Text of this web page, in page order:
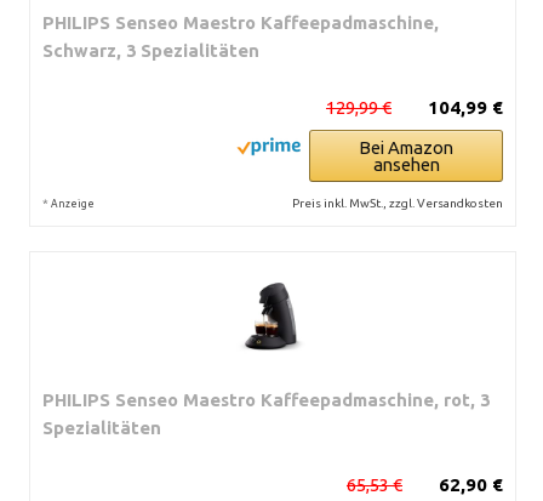
PHILIPS Senseo Maestro Kaffeepadmaschine,
Schwarz, 3 Spezialitäten
104,99 €
129,99 €
Bei Amazon
ansehen
* Anzeige Preis inkl. MwSt., zzgl. Versandkosten
PHILIPS Senseo Maestro Kaffeepadmaschine, rot, 3
Spezialitäten
62,90 €
65,53 €